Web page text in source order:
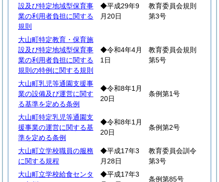
設及び特定地域型保育事
業の利用者負担に関する
規則
◆平成29年9
月20日
教育委員会規則
第3号
大山町特定教育・保育施
設及び特定地域型保育事
業の利用者負担に関する
規則の特例に関する規則
◆令和4年4月
1日
教育委員会規則
第5号
大山町乳児等通園支援事
業の設備及び運営に関す
る基準を定める条例
◆令和8年1月
20日
条例第1号
大山町特定乳児等通園支
援事業の運営に関する基
準を定める条例
◆令和8年1月
20日
条例第2号
大山町立学校職員の服務
に関する規程
◆平成17年3
月28日
教育委員会訓令
第3号
大山町立学校給食センタ
◆平成17年3
条例第85号